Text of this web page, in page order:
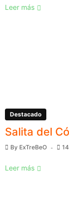
Leer más
Destacado
Salita del
By ExTreBeO
Leer más